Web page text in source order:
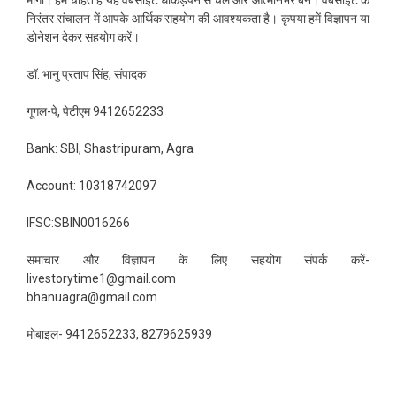
निरंतर संचालन में आपके आर्थिक सहयोग की आवश्यकता है। कृपया हमें विज्ञापन या
डोनेशन देकर सहयोग करें।
डॉ. भानु प्रताप सिंह, संपादक
गूगल-पे, पेटीएम 9412652233
Bank: SBI, Shastripuram, Agra
Account: 10318742097
IFSC:SBIN0016266
समाचार और विज्ञापन के लिए सहयोग संपर्क करें-
livestorytime1@gmail.com
bhanuagra@gmail.com
मोबाइल- 9412652233, 8279625939